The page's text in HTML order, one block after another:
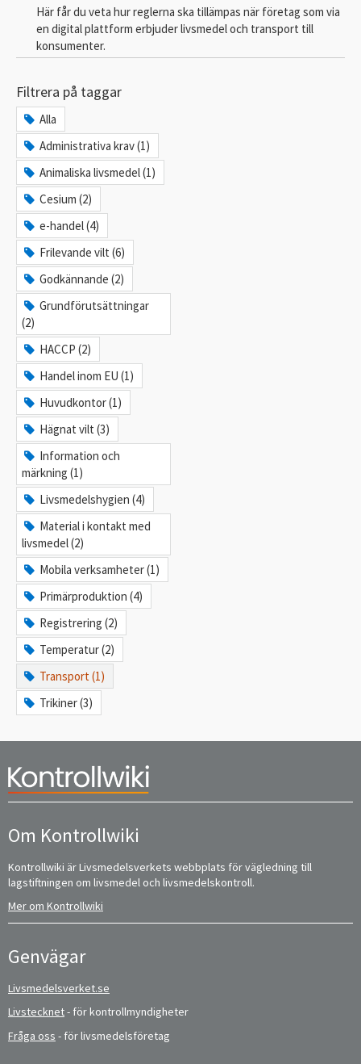
Här får du veta hur reglerna ska tillämpas när företag som via
en digital plattform erbjuder livsmedel och transport till
konsumenter.
Filtrera på taggar
Alla
Administrativa krav (1)
Animaliska livsmedel (1)
Cesium (2)
e-handel (4)
Frilevande vilt (6)
Godkännande (2)
Grundförutsättningar
(2)
HACCP (2)
Handel inom EU (1)
Huvudkontor (1)
Hägnat vilt (3)
Information och
märkning (1)
Livsmedelshygien (4)
Material i kontakt med
livsmedel (2)
Mobila verksamheter (1)
Primärproduktion (4)
Registrering (2)
Temperatur (2)
Transport (1)
Trikiner (3)
Om Kontrollwiki
Kontrollwiki är Livsmedelsverkets webbplats för vägledning till
lagstiftningen om livsmedel och livsmedelskontroll.
Mer om Kontrollwiki
Genvägar
Livsmedelsverket.se
Livstecknet- för kontrollmyndigheter
Fråga oss - för livsmedelsföretag